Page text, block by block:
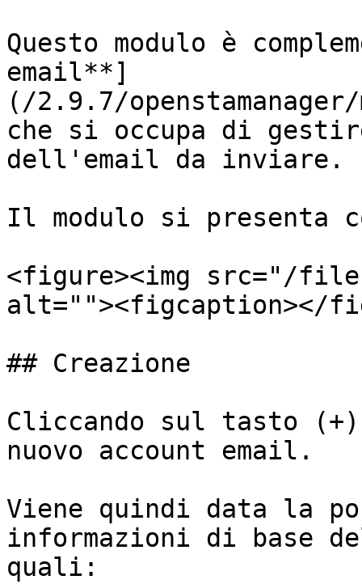
Questo modulo è
email**]
(/2.9.7/
che si occupa di
dell'email da inviare.
Il modulo si presenta
<figure><img src="/files/
alt=""><figcaption></
## Creazione
Cliccando sul tasto
nuovo account email.
Viene quindi data la
informazioni di base
quali: